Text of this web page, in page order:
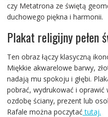
czy Metatrona ze świętą
duchowego piękna i harmonii.
Plakat religijny pełen
Ten obraz łączy klasyczną
Miękkie akwarelowe barwy,
nadają mu spokoju i głębi.
pobrać, wydrukować i
ozdobę ściany, prezent lub
Rafale można poczytać tutaj.